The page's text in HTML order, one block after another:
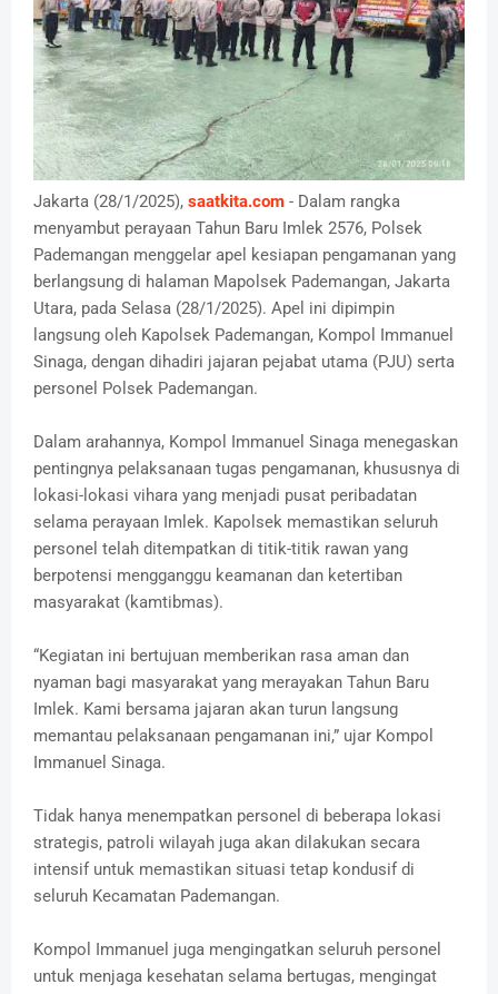
Jakarta (28/1/2025), saatkita.com - Dalam rangka
menyambut perayaan Tahun Baru Imlek 2576, Polsek
Pademangan menggelar apel kesiapan pengamanan yang
berlangsung di halaman Mapolsek Pademangan, Jakarta
Utara, pada Selasa (28/1/2025). Apel ini dipimpin
langsung oleh Kapolsek Pademangan, Kompol Immanuel
Sinaga, dengan dihadiri jajaran pejabat utama (PJU) serta
personel Polsek Pademangan.
Dalam arahannya, Kompol Immanuel Sinaga menegaskan
pentingnya pelaksanaan tugas pengamanan, khususnya di
lokasi-lokasi vihara yang menjadi pusat peribadatan
selama perayaan Imlek. Kapolsek memastikan seluruh
personel telah ditempatkan di titik-titik rawan yang
berpotensi mengganggu keamanan dan ketertiban
masyarakat (kamtibmas).
“Kegiatan ini bertujuan memberikan rasa aman dan
nyaman bagi masyarakat yang merayakan Tahun Baru
Imlek. Kami bersama jajaran akan turun langsung
memantau pelaksanaan pengamanan ini,” ujar Kompol
Immanuel Sinaga.
Tidak hanya menempatkan personel di beberapa lokasi
strategis, patroli wilayah juga akan dilakukan secara
intensif untuk memastikan situasi tetap kondusif di
seluruh Kecamatan Pademangan.
Kompol Immanuel juga mengingatkan seluruh personel
untuk menjaga kesehatan selama bertugas, mengingat